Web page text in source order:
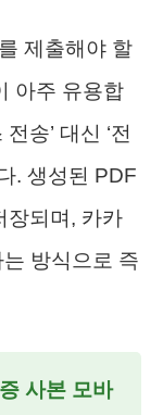
제출해야 할
아주 유용합
송’ 대신 ‘전
. 생성된 PDF
장되며, 카카
방식으로 즉
사본 모바